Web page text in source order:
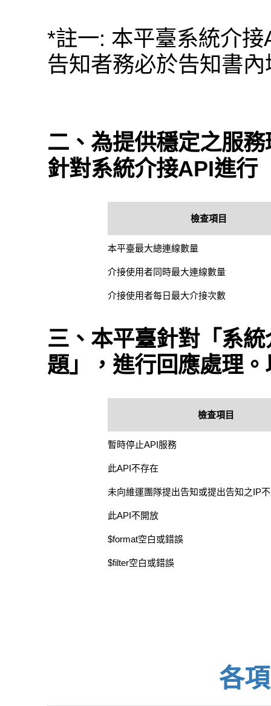
*註一: 本平臺系統介
告知者務必於告知書
二、為提供穩定之服
針對系統介接API進行
檢查項目
本平臺最大總連線數量
介接使用者同時最大連線數量
介接使用者每日最大介接次數
三、本平臺針對「系
題」，進行回應處理
檢查項目
暫時停止API服務
此API不存在
未向維運團隊提出告知或提出告知之IP
此API不開放
$format空白或錯誤
$filter空白或錯誤
各